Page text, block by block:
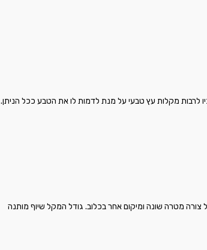
לרבות מקלות עץ טבעי על מנת לדמות לו את הטבע ככל הניתן.
צורה מטרה שונה ומיקום אחר בכלוב. גודל המקל שיוף מותנה